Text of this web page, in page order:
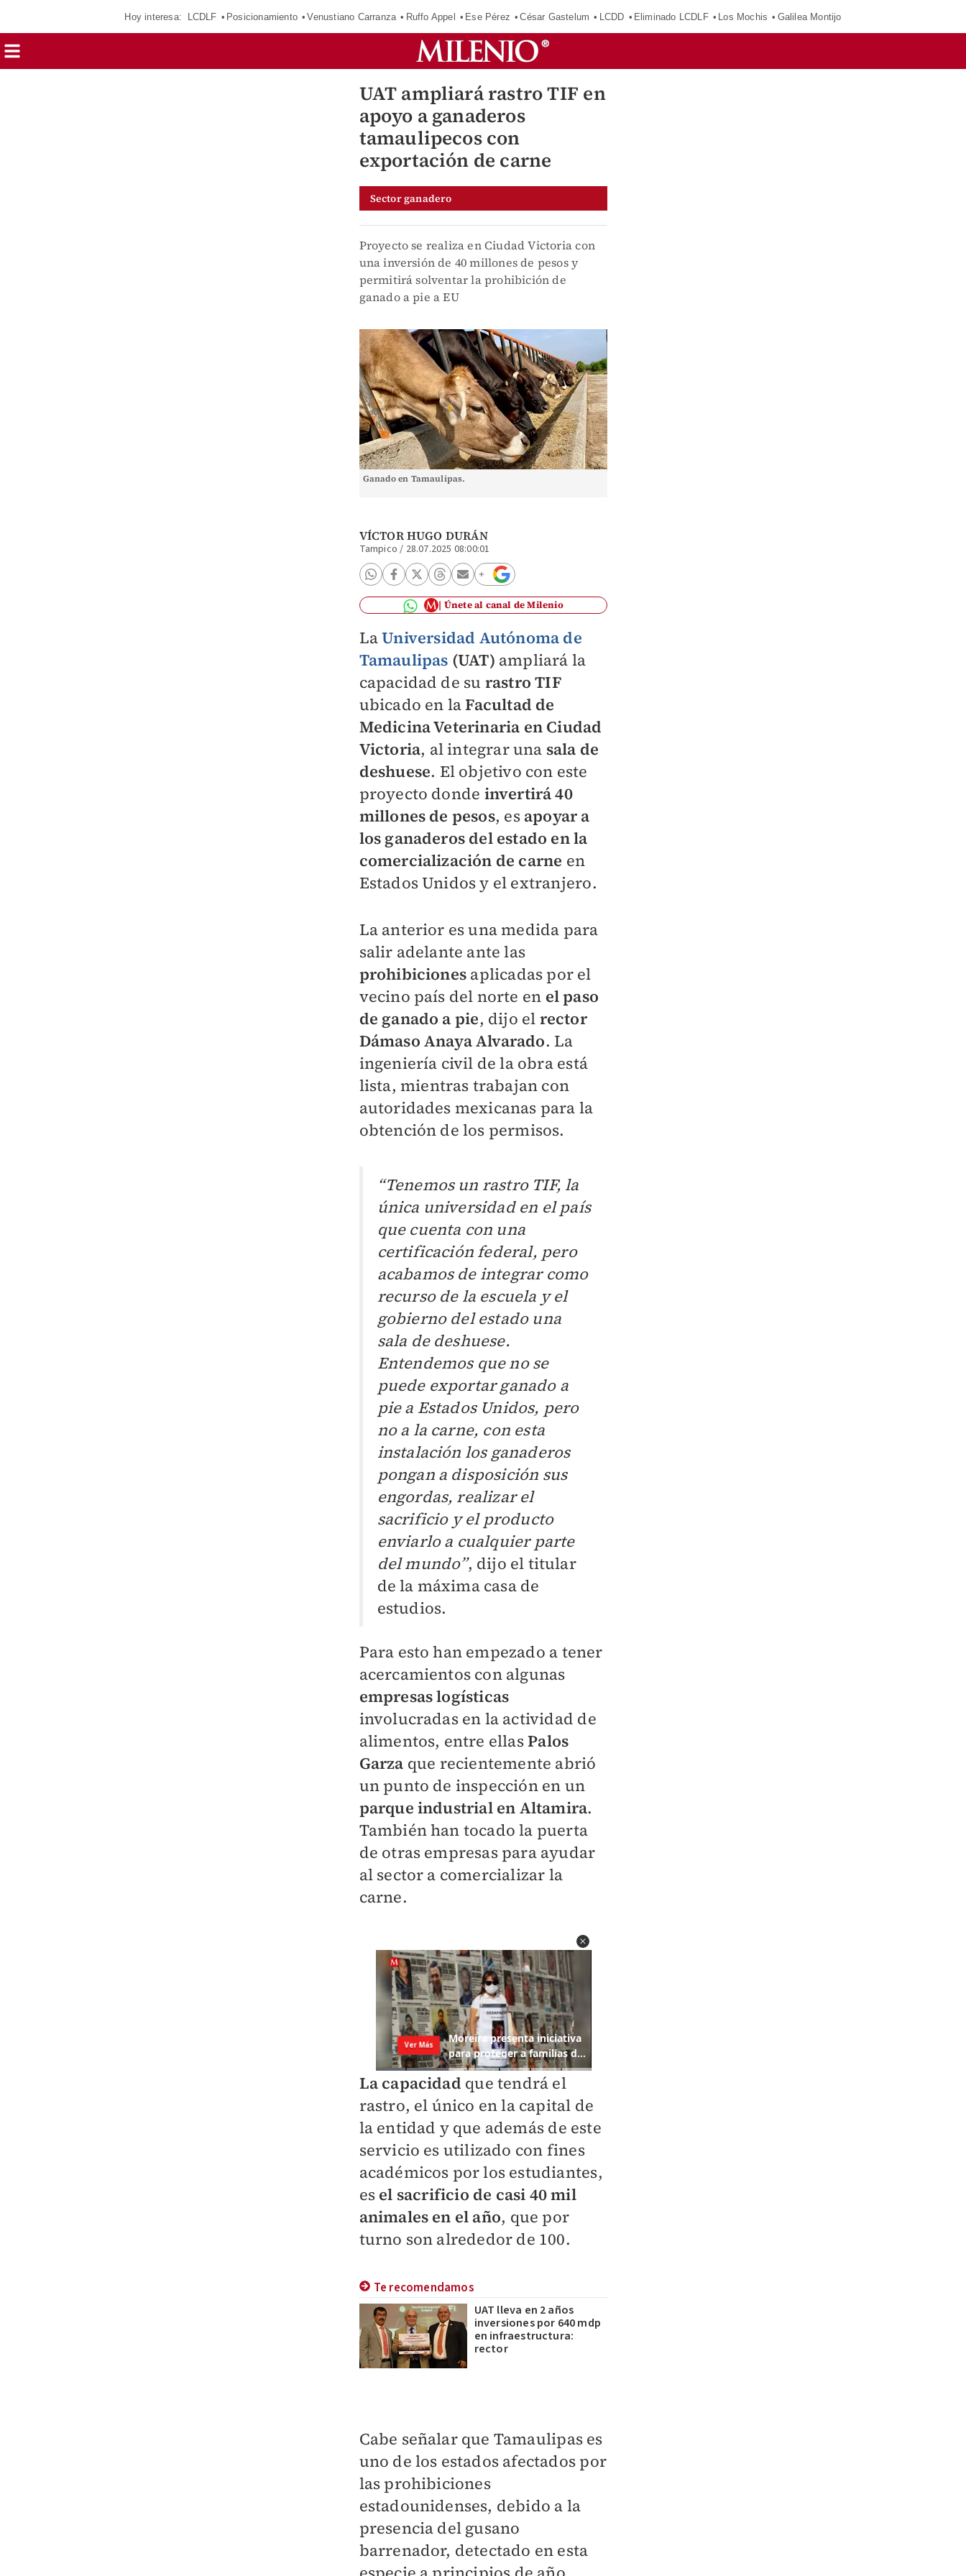
Hoy interesa: LCDLF Posicionamiento Venustiano Carranza Ruffo Appel Ese Pérez César Gastelum LCDD Eliminado LCDLF Los Mochis Galilea Montijo
UAT ampliará rastro TIF en
apoyo a ganaderos
tamaulipecos con
exportación de carne
Sector ganadero
Proyecto se realiza en Ciudad Victoria con
una inversión de 40 millones de pesos y
permitirá solventar la prohibición de
ganado a pie a EU
Ganado en Tamaulipas.
VÍCTOR HUGO DURÁN
Tampico / 28.07.2025 08:00:01
Únete al canal de Milenio
LaUniversidad Autónoma de
Tamaulipas (UAT) ampliará la
capacidad de su rastro TIF
ubicado en laFacultad de
Medicina Veterinaria en Ciudad
Victoria, al integrar una sala de
deshuese. El objetivo con este
proyecto donde invertirá 40
millones de pesos, es apoyar a
los ganaderos del estado en la
comercialización de carne en
Estados Unidos y el extranjero.
La anterior es una medida para
salir adelante ante las
prohibiciones aplicadas por el
vecino país del norte en el paso
de ganado a pie, dijo el rector
Dámaso Anaya Alvarado. La
ingeniería civil de la obra está
lista, mientras trabajan con
autoridades mexicanas para la
obtención de los permisos.
“Tenemos un rastro TIF, la
única universidad en el país
que cuenta con una
certificación federal, pero
acabamos de integrar como
recurso de la escuela y el
gobierno del estado una
sala de deshuese.
Entendemos que no se
puede exportar ganado a
pie a Estados Unidos, pero
no a la carne, con esta
instalación los ganaderos
pongan a disposición sus
engordas, realizar el
sacrificio y el producto
enviarlo a cualquier parte
del mundo”, dijo el titular
de la máxima casa de
estudios.
Para esto han empezado a tener
acercamientos con algunas
empresas logísticas
involucradas en la actividad de
alimentos, entre ellasPalos
Garza que recientemente abrió
un punto de inspección en un
parque industrial en Altamira.
También han tocado la puerta
de otras empresas para ayudar
al sector a comercializar la
carne.
La capacidad que tendrá el
rastro, el único en la capital de
la entidad y que además de este
servicio es utilizado con fines
académicos por los estudiantes,
es el sacrificio de casi 40 mil
animales en el año, que por
turno son alrededor de 100.
Te recomendamos
UAT lleva en 2 años
inversiones por 640 mdp
en infraestructura:
rector
Cabe señalar que Tamaulipas es
uno de los estados afectados por
las prohibiciones
estadounidenses, debido a la
presencia del gusano
barrenador, detectado en esta